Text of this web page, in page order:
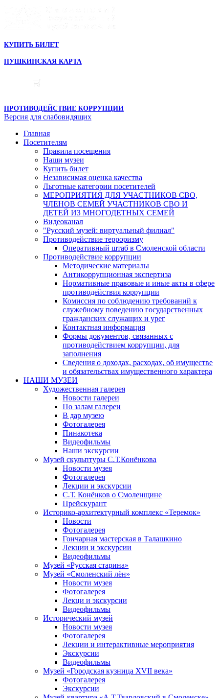
КУПИТЬ БИЛЕТ
ПУШКИНСКАЯ КАРТА
ПРОТИВОДЕЙСТВИЕ КОРРУПЦИИ
Версия для слабовидящих
Главная
Посетителям
Правила посещения
Наши музеи
Купить билет
Независимая оценка качества
Льготные категории посетителей
МЕРОПРИЯТИЯ ДЛЯ УЧАСТНИКОВ СВО,
ЧЛЕНОВ СЕМЕЙ УЧАСТНИКОВ СВО И
ДЕТЕЙ ИЗ МНОГОДЕТНЫХ СЕМЕЙ
Видеоканал
"Русский музей: виртуальный филиал"
Противодействие терроризму
Оперативный штаб в Смоленской области
Противодействие коррупции
Методические материалы
Антикоррупционная экспертиза
Нормативные правовые и иные акты в сфере
противодействия коррупции
Комиссия по соблюдению требований к
служебному поведению государственных
гражданских служащих и урег
Контактная информация
Формы документов, связанных с
противодействием коррупции, для
заполнения
Сведения о доходах, расходах, об имуществе
и обязательствах имущественного характера
НАШИ МУЗЕИ
Художественная галерея
Новости галереи
По залам галереи
В дар музею
Фотогалерея
Пинакотека
Видеофильмы
Наши экскурсии
Музей скульптуры С.Т.Конёнкова
Новости музея
Фотогалерея
Лекции и экскурсии
С.Т. Конёнков о Смоленщине
Прейскурант
Историко-архитектурный комплекс «Теремок»
Новости
Фотогалерея
Гончарная мастерская в Талашкино
Лекции и экскурсии
Видеофильмы
Музей «Русская старина»
Музей «Смоленский лён»
Новости музея
Фотогалерея
Лекци и экскурсии
Видеофильмы
Исторический музей
Новости музея
Фотогалерея
Лекции и интерактивные мероприятия
Экскурсии
Видеофильмы
Музей «Городская кузница XVII века»
Фотогалерея
Экскурсии